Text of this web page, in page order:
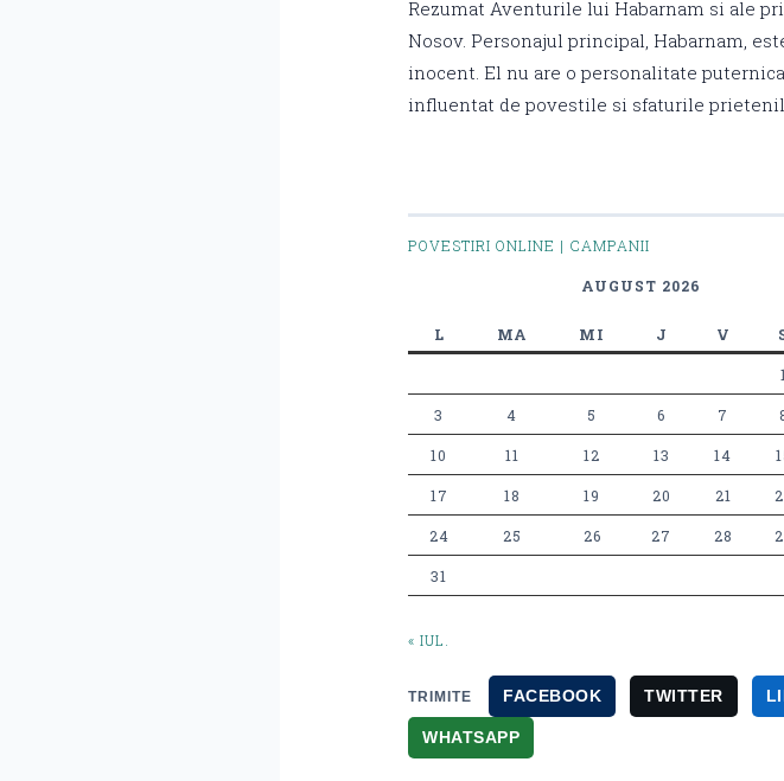
Rezumat Aventurile lui Habarnam si ale
Nosov. Personajul principal, Habarnam,
inocent. El nu are o personalitate
influentat de povestile si sfaturile
POVESTIRI ONLINE | CAMPANII
AUGUST 2026
L MA MI J V
1
3 4 5 6 7
10 11 12 13 14
17 18 19 20 21
24 25 26 27 28
31
« IUL.
TRIMITE FACEBOOK TWITTER
WHATSAPP